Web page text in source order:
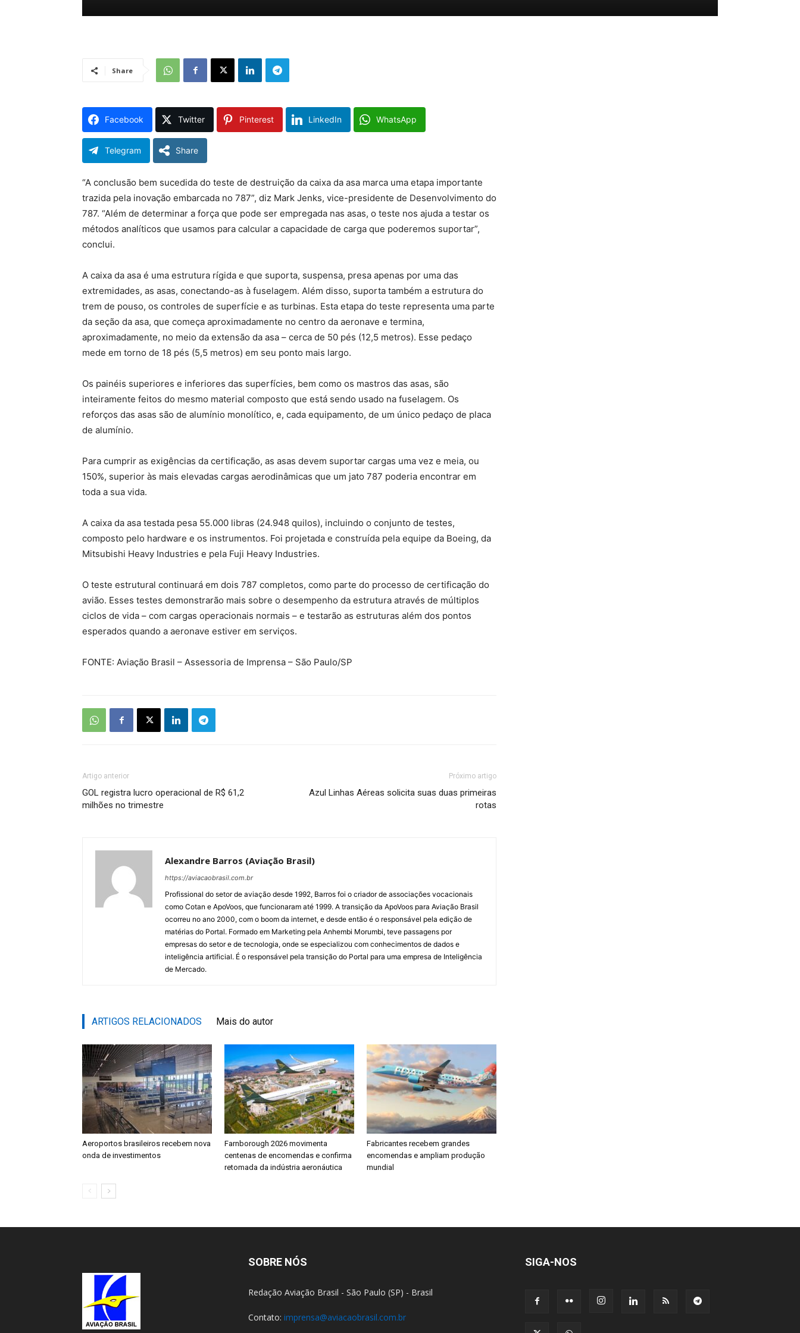
Share
Facebook Twitter Pinterest LinkedIn WhatsApp
Telegram Share
“A conclusão bem sucedida do teste de destruição da caixa da asa marca uma etapa importante
trazida pela inovação embarcada no 787”, diz Mark Jenks, vice-presidente de Desenvolvimento do
787. “Além de determinar a força que pode ser empregada nas asas, o teste nos ajuda a testar os
métodos analíticos que usamos para calcular a capacidade de carga que poderemos suportar”,
conclui.
A caixa da asa é uma estrutura rígida e que suporta, suspensa, presa apenas por uma das
extremidades, as asas, conectando-as à fuselagem. Além disso, suporta também a estrutura do
trem de pouso, os controles de superfície e as turbinas. Esta etapa do teste representa uma parte
da seção da asa, que começa aproximadamente no centro da aeronave e termina,
aproximadamente, no meio da extensão da asa – cerca de 50 pés (12,5 metros). Esse pedaço
mede em torno de 18 pés (5,5 metros) em seu ponto mais largo.
Os painéis superiores e inferiores das superfícies, bem como os mastros das asas, são
inteiramente feitos do mesmo material composto que está sendo usado na fuselagem. Os
reforços das asas são de alumínio monolítico, e, cada equipamento, de um único pedaço de placa
de alumínio.
Para cumprir as exigências da certificação, as asas devem suportar cargas uma vez e meia, ou
150%, superior às mais elevadas cargas aerodinâmicas que um jato 787 poderia encontrar em
toda a sua vida.
A caixa da asa testada pesa 55.000 libras (24.948 quilos), incluindo o conjunto de testes,
composto pelo hardware e os instrumentos. Foi projetada e construída pela equipe da Boeing, da
Mitsubishi Heavy Industries e pela Fuji Heavy Industries.
O teste estrutural continuará em dois 787 completos, como parte do processo de certificação do
avião. Esses testes demonstrarão mais sobre o desempenho da estrutura através de múltiplos
ciclos de vida – com cargas operacionais normais – e testarão as estruturas além dos pontos
esperados quando a aeronave estiver em serviços.
FONTE: Aviação Brasil – Assessoria de Imprensa – São Paulo/SP
Artigo anterior
GOL registra lucro operacional de R$ 61,2
milhões no trimestre
Próximo artigo
Azul Linhas Aéreas solicita suas duas primeiras
rotas
Alexandre Barros (Aviação Brasil)
https://aviacaobrasil.com.br
Profissional do setor de aviação desde 1992, Barros foi o criador de associações vocacionais
como Cotan e ApoVoos, que funcionaram até 1999. A transição da ApoVoos para Aviação Brasil
ocorreu no ano 2000, com o boom da internet, e desde então é o responsável pela edição de
matérias do Portal. Formado em Marketing pela Anhembi Morumbi, teve passagens por
empresas do setor e de tecnologia, onde se especializou com conhecimentos de dados e
inteligência artificial. É o responsável pela transição do Portal para uma empresa de Inteligência
de Mercado.
ARTIGOS RELACIONADOS Mais do autor
Aeroportos brasileiros recebem nova
onda de investimentos
Farnborough 2026 movimenta
centenas de encomendas e confirma
retomada da indústria aeronáutica
Fabricantes recebem grandes
encomendas e ampliam produção
mundial
SOBRE NÓS
Redação Aviação Brasil - São Paulo (SP) - Brasil
Contato: imprensa@aviacaobrasil.com.br
SIGA-NOS